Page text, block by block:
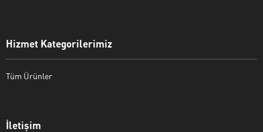
Hizmet Kategorilerimiz
Tüm Ürünler
İletişim